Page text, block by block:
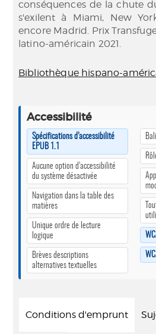
conséquences de la chute
s'exilent à Miami, New
encore Madrid. Prix
latino-américain 2021.
Bibliothèque hispano-
Accessibilité
Spécifications d’accessibilité
EPUB 1.1
Aucune option d’accessibilité
du système désactivée
Navigation dans la table des
matières
Unique ordre de lecture
logique
Brèves descriptions
alternatives textuelles
Conditions d'emprunt